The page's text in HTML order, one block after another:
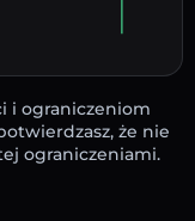
i ograniczeniom
że nie
ograniczeniami.